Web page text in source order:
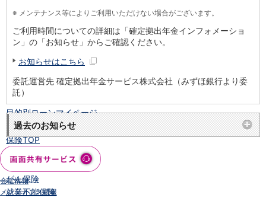
新規お借入れの方
お借換えの方
フラット35
カードローン
目的別ローン
目的別ローンマイページ
保険
保険TOP
医療保険
がん保険
就業不能保険
※ メンテナンス等によりご利用いただけない場合がございます。
ご利用時間についての詳細は「確定拠出年金インフォメーショ
ン」の「お知らせ」からご確認ください。
お知らせはこちら
委託運営先 確定拠出年金サービス株式会社（みずほ銀行より委
託）
過去のお知らせ
会社情報
メンテナンス情報